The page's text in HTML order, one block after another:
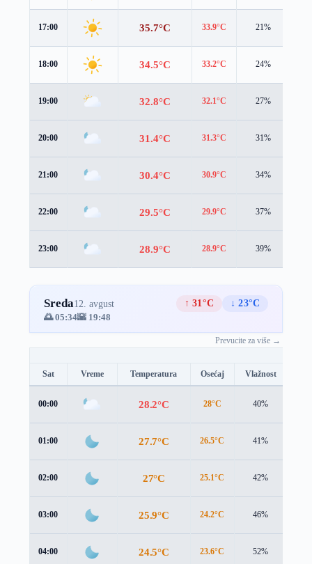
17:00 35.7°C 33.9°C 21%
18:00 34.5°C 33.2°C 24%
19:00 32.8°C 32.1°C 27%
20:00 31.4°C 31.3°C 31%
21:00 30.4°C 30.9°C 34%
22:00 29.5°C 29.9°C 37%
23:00 28.9°C 28.9°C 39%
Sreda12. avgust ↑ 31°C
↓ 23°C
🌅 05:34🌇 19:48
Prevucite za više →
Sat Vreme Temperatura Osećaj Vlažnost
00:00 28.2°C 28°C 40%
01:00 27.7°C 26.5°C 41%
02:00 27°C 25.1°C 42%
03:00 25.9°C 24.2°C 46%
04:00 24.5°C 23.6°C 52%